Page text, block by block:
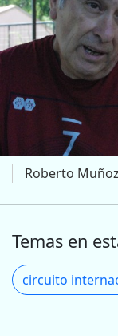
Roberto
Temas en
circuito